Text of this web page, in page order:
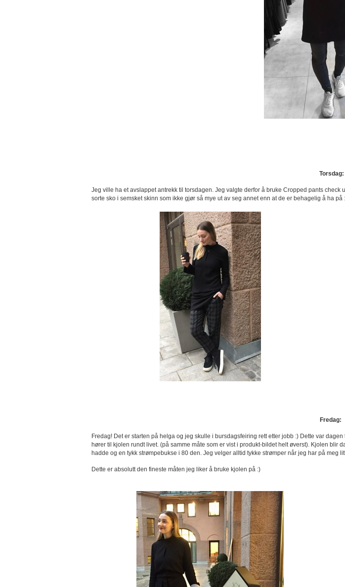
Torsdag:
Jeg ville ha et avslappet antrekk til torsdagen. Jeg valgte derfor å bruke Cropped pants
sorte sko i semsket skinn som ikke gjør så mye ut av seg annet enn at de er behagelig å ha på
Fredag:
Fredag! Det er starten på helga og jeg skulle i bursdagsfeiring rett etter jobb :) Dette var
hører til kjolen rundt livet. (på samme måte som er vist i produkt-bildet helt øverst). Kjolen blir
hadde og en tykk strømpebukse i 80 den. Jeg velger alltid tykke strømper når jeg har på meg
Dette er absolutt den fineste måten jeg liker å bruke kjolen på :)